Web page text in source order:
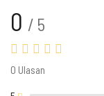
0 / 5
0 Ulasan